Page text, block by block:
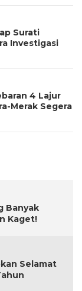
Surati
Investigasi
4 Lajur
Merak Segera
Banyak
Kaget!
Selamat